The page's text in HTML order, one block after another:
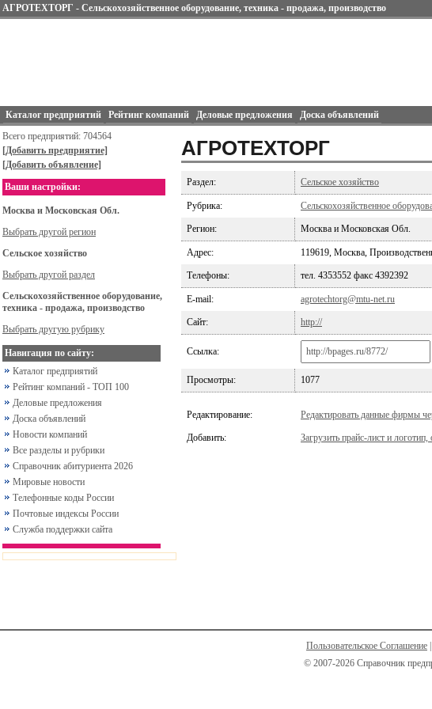
АГРОТЕХТОРГ - Сельскохозяйственное оборудование, техника - продажа, производство
Каталог предприятий Рейтинг компаний Деловые предложения
Доска объявлений
Всего предприятий: 704564
[Добавить предприятие]
[Добавить объявление]
Ваши настройки:
Москва и Московская Обл.
Выбрать другой регион
Сельское хозяйство
Выбрать другой раздел
Сельскохозяйственное оборудование,
техника - продажа, производство
Выбрать другую рубрику
Навигация по сайту:
Каталог предприятий
Рейтинг компаний - ТОП 100
Деловые предложения
Доска объявлений
Новости компаний
Все разделы и рубрики
Справочник абитуриента 2026
Мировые новости
Телефонные коды России
Почтовые индексы России
Служба поддержки сайта
АГРОТЕХТОРГ
Раздел: Сельское хозяйство
Рубрика: Сельскохозяйственное
Регион: Москва и Московская Обл.
Адрес: 119619, Москва,
Телефоны: тел. 4353552 факс 4392392
E-mail: agrotechtorg@mtu-net.ru
Сайт: http://
Ссылка:
Просмотры: 1077
Редактирование: Редактировать данные фирмы
Добавить: Загрузить прайс-лист и
Пользовательское Соглашение
© 2007-2026 Справочник